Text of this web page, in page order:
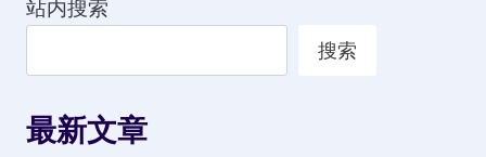
站内搜索
搜索
最新文章